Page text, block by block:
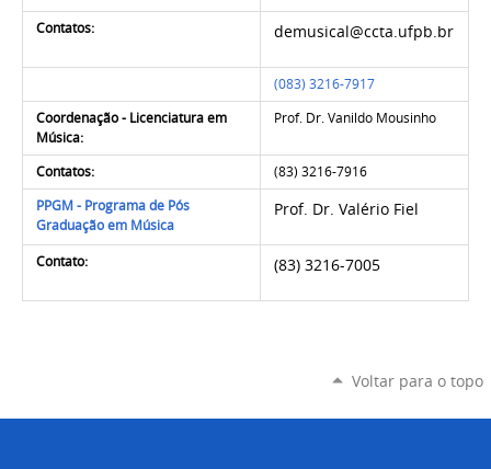
Contatos: demusical@ccta.ufpb.br
(083) 3216-7917
Coordenação - Licenciatura em
Música:
Prof. Dr. Vanildo Mousinho
Contatos:
(83) 3216-7916
PPGM - Programa de Pós
Graduação em Música
Prof. Dr. Valério Fiel
Contato: (83) 3216-7005
Voltar para o topo